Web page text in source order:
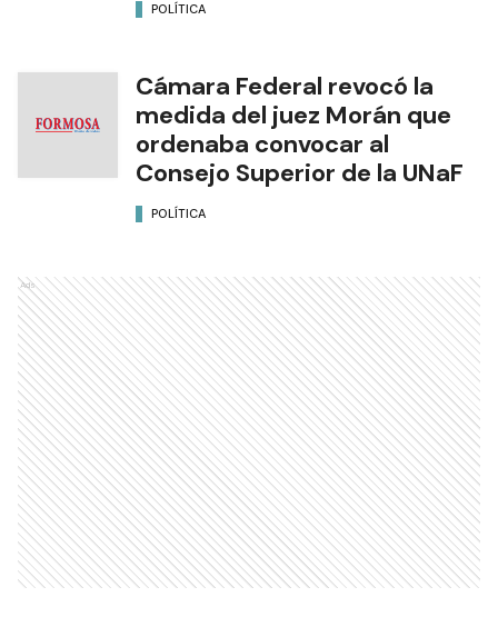
POLÍTICA
Cámara Federal revocó la
medida del juez Morán que
ordenaba convocar al
Consejo Superior de la UNaF
POLÍTICA
Ads